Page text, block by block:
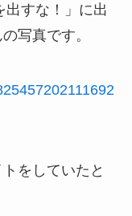
出すな！」に出
写真です。
をしていたと